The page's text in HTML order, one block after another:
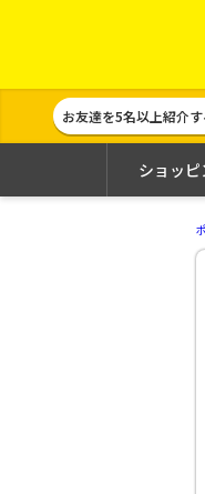
お友達を5名以上紹介
ショッピ